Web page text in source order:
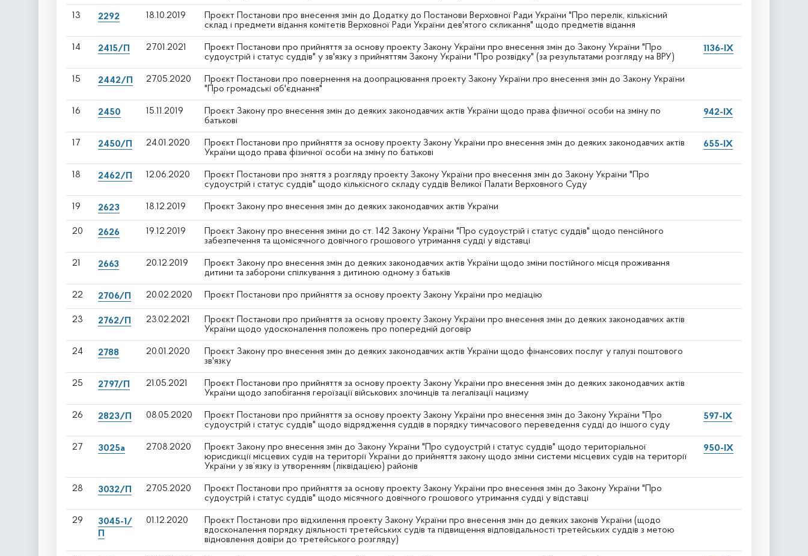
13 2292 18.10.2019
Проєкт Постанови про внесення змін до Додатку до Постанови Верховної Ради України "Про перелік, кількісний
склад і предмети відання комітетів Верховної Ради України дев'ятого скликання" щодо предметів відання
14 2415/П 27.01.2021
Проєкт Постанови про прийняття за основу проекту Закону України про внесення змін до Закону України "Про
судоустрій і статус суддів" у зв'язку з прийняттям Закону України "Про розвідку" (за результатами розгляду на ВРУ)
1136-IX
15 2442/П 27.05.2020
Проєкт Постанови про повернення на доопрацювання проекту Закону України про внесення змін до Закону України
"Про громадські об'єднання"
16 2450 15.11.2019
Проєкт Закону про внесення змін до деяких законодавчих актів України щодо права фізичної особи на зміну по
батькові
942-IX
17 2450/П 24.01.2020
Проєкт Постанови про прийняття за основу проекту Закону України про внесення змін до деяких законодавчих актів
України щодо права фізичної особи на зміну по батькові
655-IX
18 2462/П 12.06.2020
Проєкт Постанови про зняття з розгляду проекту Закону України про внесення змін до Закону України "Про
судоустрій і статус суддів" щодо кількісного складу суддів Великої Палати Верховного Суду
19 2623 18.12.2019 Проєкт Закону про внесення змін до деяких законодавчих актів України
20 2626 19.12.2019
Проєкт Закону про внесення зміни до ст. 142 Закону України "Про судоустрій і статус суддів" щодо пенсійного
забезпечення та щомісячного довічного грошового утримання судді у відставці
21 2663 20.12.2019
Проєкт Закону про внесення змін до деяких законодавчих актів України щодо зміни постійного місця проживання
дитини та заборони спілкування з дитиною одному з батьків
22 2706/П 20.02.2020 Проєкт Постанови про прийняття за основу проекту Закону України про медіацію
23 2762/П 23.02.2021
Проєкт Постанови про прийняття за основу проекту Закону України про внесення змін до деяких законодавчих актів
України щодо удосконалення положень про попередній договір
24 2788 20.01.2020
Проєкт Закону про внесення змін до деяких законодавчих актів України щодо фінансових послуг у галузі поштового
зв'язку
25 2797/П 21.05.2021
Проєкт Постанови про прийняття за основу проекту Закону України про внесення змін до деяких законодавчих актів
України щодо запобігання героїзації військових злочинців та легалізації нацизму
26 2823/П 08.05.2020
Проєкт Постанови про прийняття за основу проекту Закону України про внесення змін до Закону України "Про
судоустрій і статус суддів" щодо відрядження суддів в порядку тимчасового переведення судді до іншого суду
597-IX
27 3025а 27.08.2020
Проєкт Закону про внесення змін до Закону України "Про судоустрій і статус суддів" щодо територіальної
юрисдикції місцевих судів на території України до прийняття закону щодо зміни системи місцевих судів на території
України у зв’язку із утворенням (ліквідацією) районів
950-IX
28 3032/П 27.05.2020
Проєкт Постанови про прийняття за основу проекту Закону України про внесення змін до Закону України "Про
судоустрій і статус суддів" щодо місячного довічного грошового утримання судді у відставці
29
3045-1/
П
01.12.2020
Проєкт Постанови про відхилення проекту Закону України про внесення змін до деяких законів України (щодо
вдосконалення порядку діяльності третейських судів та підвищення відповідальності третейських суддів з метою
відновлення довіри до третейського розгляду)